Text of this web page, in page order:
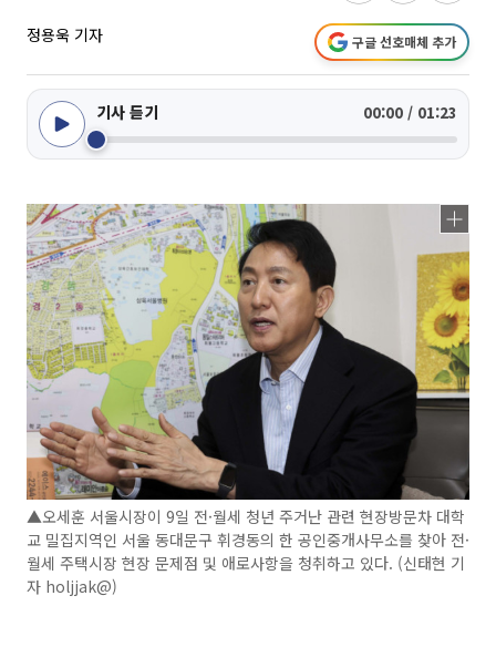
정용욱 기자 구글 선호매체 추가
기사 듣기 00:00 / 01:23
▲오세훈 서울시장이 9일 전·월세 청년 주거난 관련 현장방문차 대학
교 밀집지역인 서울 동대문구 휘경동의 한 공인중개사무소를 찾아 전·
월세 주택시장 현장 문제점 및 애로사항을 청취하고 있다. (신태현 기
자 holjjak@)